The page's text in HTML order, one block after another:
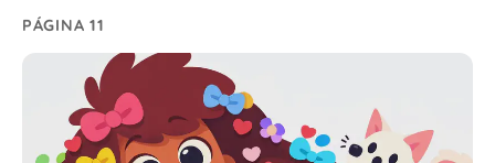
PÁGINA 11